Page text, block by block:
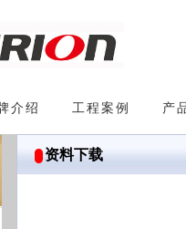
介绍 工程案例 产
资料下载